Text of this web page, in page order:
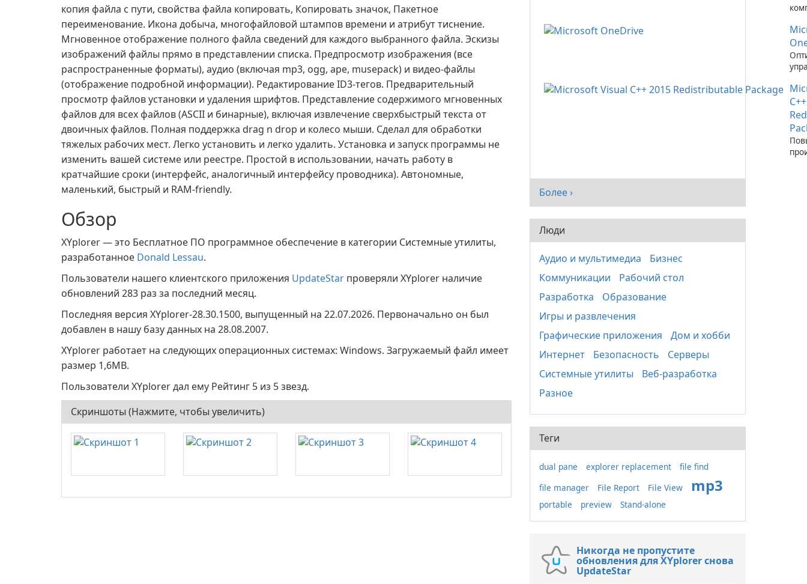
копия файла с пути, свойства файла копировать, Копировать значок, Пакетное
переименование. Икона добыча, многофайловой штампов времени и атрибут тиснение.
Мгновенное отображение полного файла сведений для каждого выбранного файла. Эскизы
изображений файлы прямо в представлении списка. Предпросмотр изображения (все
распространенные форматы), аудио (включая mp3, ogg, ape, musepack) и видео-файлы
(отображение подробной информации). Редактирование ID3-тегов. Предварительный
просмотр файлов установки и удаления шрифтов. Представление содержимого мгновенных
файлов для всех файлов (ASCII и бинарные), включая извлечение сверхбыстрый текста от
двоичных файлов. Полная поддержка drag n drop и колесо мыши. Сделал для обработки
тяжелых рабочих мест. Легко установить и легко удалить. Установка и запуск программы не
изменить вашей системе или реестре. Простой в использовании, начать работу в
кратчайшие сроки (интерфейс, аналогичный интерфейсу проводника). Автономные,
маленький, быстрый и RAM-friendly.
Обзор
XYplorer — это Бесплатное ПО программное обеспечение в категории Системные утилиты,
разработанное Donald Lessau.
Пользователи нашего клиентского приложения UpdateStar проверяли XYplorer наличие
обновлений 283 раз за последний месяц.
Последняя версия XYplorer-28.30.1500, выпущенный на 22.07.2026. Первоначально он был
добавлен в нашу базу данных на 28.08.2007.
XYplorer работает на следующих операционных системах: Windows. Загружаемый файл имеет
размер 1,6MB.
Пользователи XYplorer дал ему Рейтинг 5 из 5 звезд.
Скриншоты (Нажмите, чтобы увеличить)
C++
Более ›
Люди
Аудио и мультимедиа
Бизнес
Коммуникации
Рабочий стол
Разработка
Образование
Игры и развлечения
Графические приложения
Дом и хобби
Интернет
Безопасность
Серверы
Системные утилиты
Веб-разработка
Разное
Теги
dual pane explorer replacement
file find
file manager
File Report File View mp3
portable preview Stand-alone
Никогда не пропустите
обновления для XYplorer снова
UpdateStar